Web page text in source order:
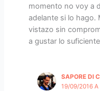
momento no voy a
adelante si lo hago.
vistazo sin
a gustar lo
SAPORE DI
19/09/2016 A